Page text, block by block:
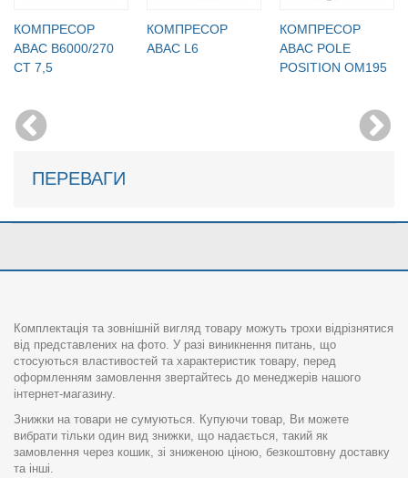
КОМПРЕСОР
ABAC B6000/270
CT 7,5
КОМПРЕСОР
ABAC L6
КОМПРЕСОР
ABAC POLE
POSITION OM195
ПЕРЕВАГИ
Комплектація та зовнішній вигляд товару можуть трохи відрізнятися
від представлених на фото. У разі виникнення питань, що
стосуються властивостей та характеристик товару, перед
оформленням замовлення звертайтесь до менеджерів нашого
інтернет-магазину.
Знижки на товари не сумуються. Купуючи товар, Ви можете
вибрати тільки один вид знижки, що надається, такий як
замовлення через кошик, зі зниженою ціною, безкоштовну доставку
та інші.